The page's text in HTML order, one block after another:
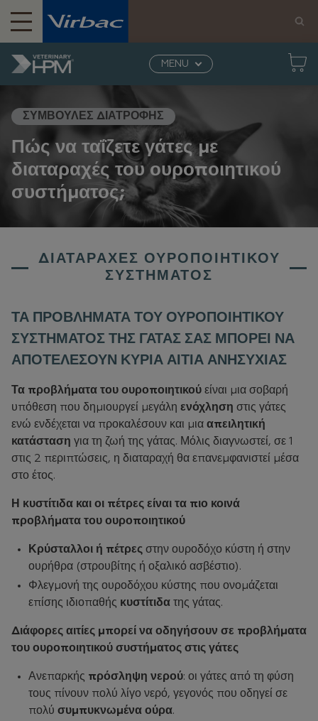
Αρχική σελίδα Veterinary HPM Διαταραχές του ουροποιητικού
MENU
ΣΥΜΒΟΥΛΕΣ ΔΙΑΤΡΟΦΗΣ
Πώς να ταΐζετε γάτες με
διαταραχές του ουροποιητικού
συστήματος;
ΔΙΑΤΑΡΑΧΕΣ ΟΥΡΟΠΟΙΗΤΙΚΟΥ
ΣΥΣΤΗΜΑΤΟΣ
ΤΑ ΠΡΟΒΛΗΜΑΤΑ ΤΟΥ ΟΥΡΟΠΟΙΗΤΙΚΟΥ
ΣΥΣΤΗΜΑΤΟΣ ΤΗΣ ΓΑΤΑΣ ΣΑΣ ΜΠΟΡΕΙ ΝΑ
ΑΠΟΤΕΛΕΣΟΥΝ ΚΥΡΙΑ ΑΙΤΙΑ ΑΝΗΣΥΧΙΑΣ
Τα προβλήματα του ουροποιητικού είναι μια σοβαρή
υπόθεση που δημιουργεί μεγάλη ενόχληση στις γάτες
ενώ ενδέχεται να προκαλέσουν και μια απειλητική
κατάσταση για τη ζωή της γάτας. Μόλις διαγνωστεί, σε 1
στις 2 περιπτώσεις, η διαταραχή θα επανεμφανιστεί μέσα
στο έτος.
Η κυστίτιδα και οι πέτρες είναι τα πιο κοινά
προβλήματα του ουροποιητικού
Κρύσταλλοι ή πέτρες στην ουροδόχο κύστη ή στην
ουρήθρα (στρουβίτης ή οξαλικό ασβέστιο).
Φλεγμονή της ουροδόχου κύστης που ονομάζεται
επίσης ιδιοπαθής κυστίτιδα της γάτας.
Διάφορες αιτίες μπορεί να οδηγήσουν σε προβλήματα
του ουροποιητικού συστήματος στις γάτες
Ανεπαρκής πρόσληψη νερού: οι γάτες από τη φύση
τους πίνουν πολύ λίγο νερό, γεγονός που οδηγεί σε
πολύ συμπυκνωμένα ούρα.